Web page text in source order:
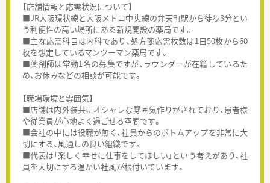
【店舗情報と応需状況について】
■JR大阪環状線と大阪メトロ中央線の弁天町駅から徒歩3分とい
う利便性の高い場所にある新規開設の薬局です。
■主な応需科目は内科であり、処方箋応需枚数は1日50枚から60
枚を想定しているマンツーマン薬局です。
■薬剤師は常勤1名の募集ですが、ラウンダーが在籍しているた
め、お休みなどの相談が可能です。
【職場環境と雰囲気】
■店舗は内外装共にオシャレな雰囲気作りがされており、患者様
や従業員が心地よく過ごせる空間です。
■会社の中には役職が無く、社員からのボトムアップを非常に大
切にする、風通しの良い組織です。
■代表は「楽しく幸せに仕事をしてほしい」という考えがあり、社
員を大切にする温かい社風が根付いています。